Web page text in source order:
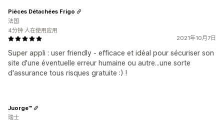
2021年10月7日
Super appli : user friendly - efficace et idéal pour sécuriser son
site d'une éventuelle erreur humaine ou autre...une sorte
d'assurance tous risques gratuite :) !
Pièces Détachées Frigo
法国
4分钟 人在使用应用
Juorge™
瑞士